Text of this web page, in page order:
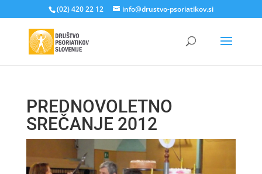
(02) 420 22 12 info@drustvo-psoriatikov.si
PREDNOVOLETNO
SREČANJE 2012